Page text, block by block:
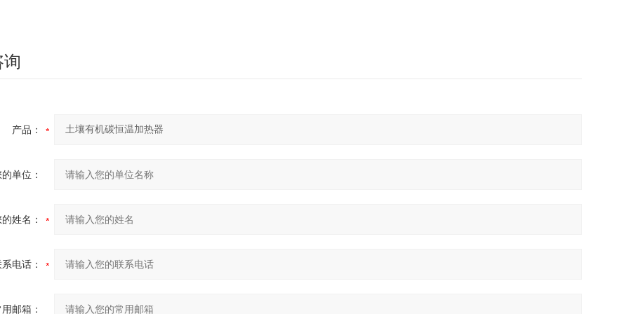
产品：
单位：
姓名：
电话：
邮箱：